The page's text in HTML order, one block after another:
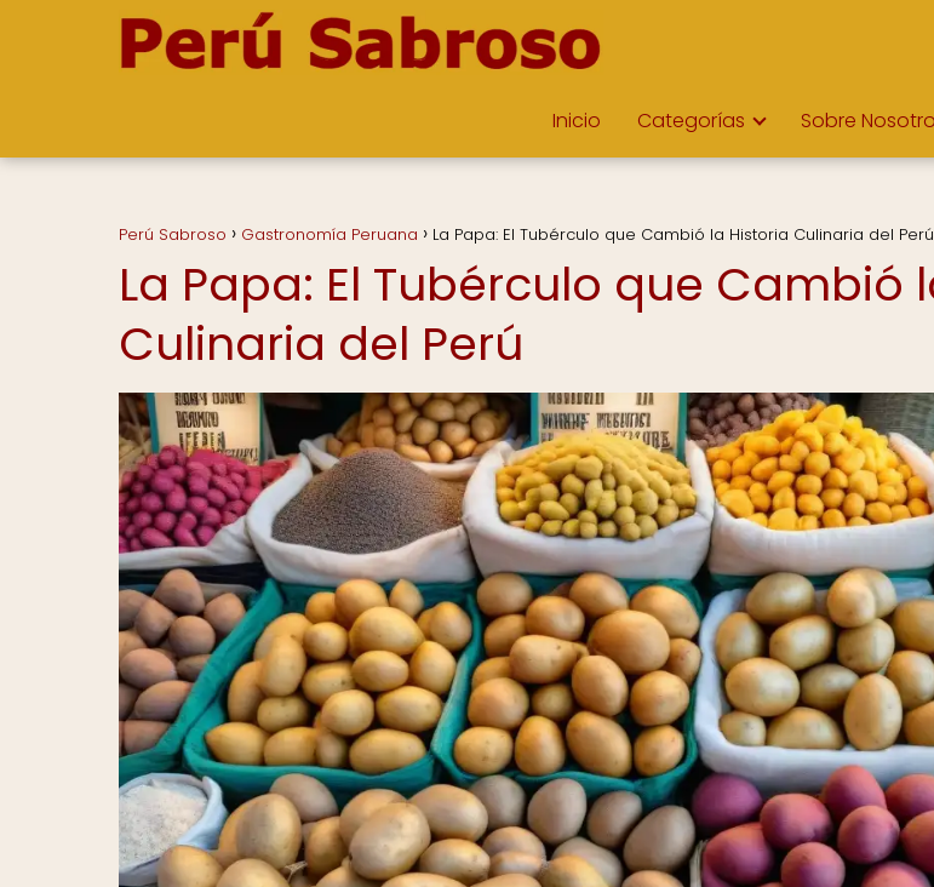
Inicio Categorías Sobre
Perú Sabroso Gastronomía Peruana La Papa: El Tubérculo que Cambió la Historia Culinaria del Perú
La Papa: El Tubérculo que Cambió
Culinaria del Perú